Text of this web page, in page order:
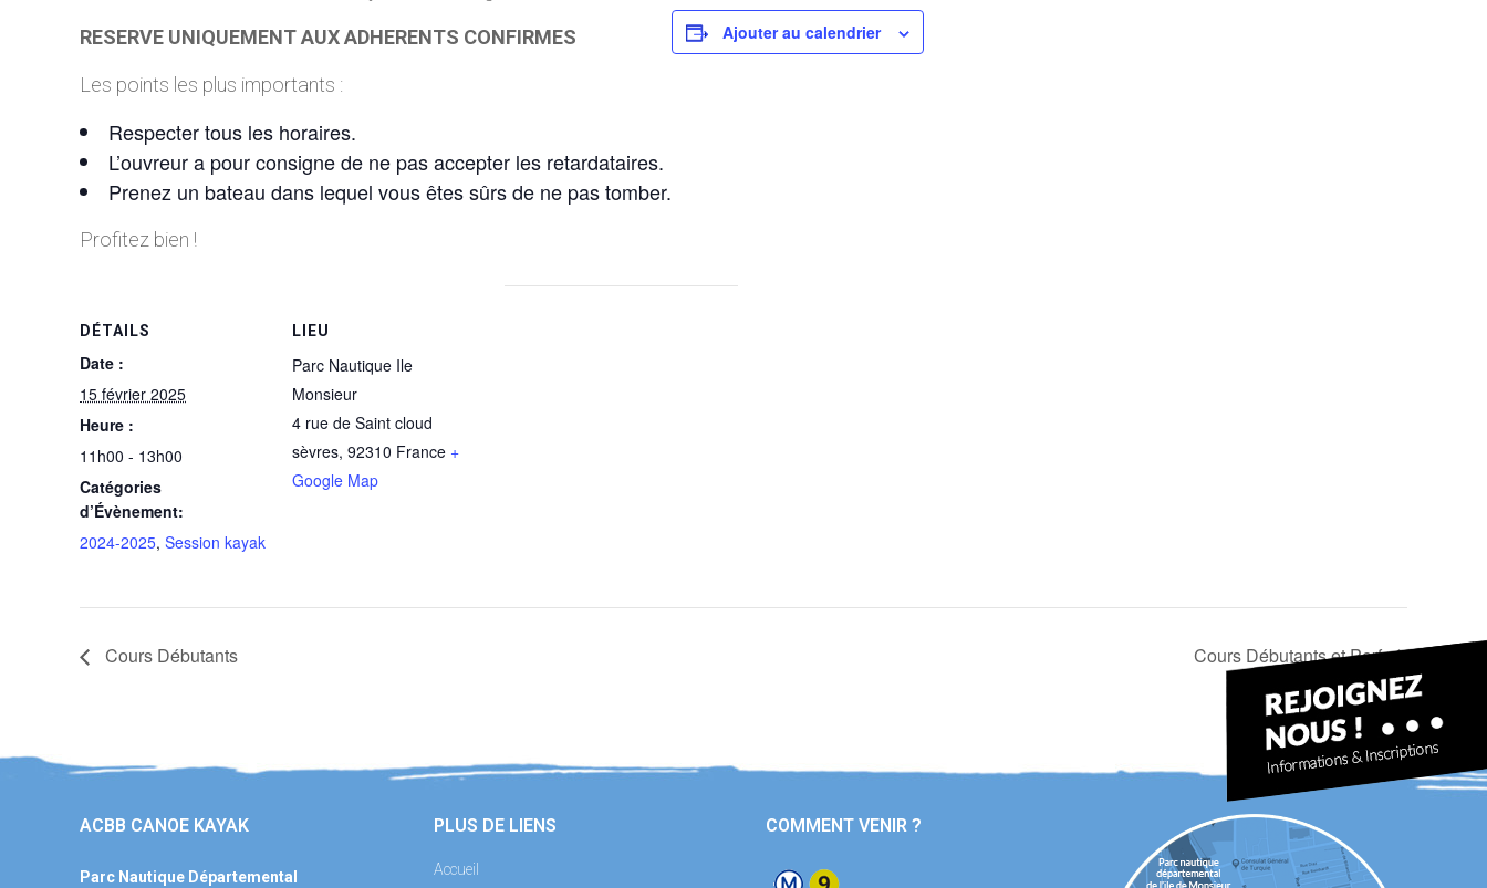
RESERVE UNIQUEMENT AUX ADHERENTS CONFIRMES
Les points les plus importants :
Respecter tous les horaires.
L’ouvreur a pour consigne de ne pas accepter les retardataires.
Prenez un bateau dans lequel vous êtes sûrs de ne pas tomber.
Profitez bien !
Ajouter au calendrier
DÉTAILS
Date :
15 février 2025
Heure :
11h00 - 13h00
Catégories
d’Évènement:
2024-2025, Session kayak
LIEU
Parc Nautique Ile
Monsieur
4 rue de Saint cloud
sèvres, 92310 France +
Google Map
Cours Débutants Cours Débutants et Perf
ACBB CANOE KAYAK
Parc Nautique Départemental
PLUS DE LIENS
Accueil
COMMENT VENIR ?